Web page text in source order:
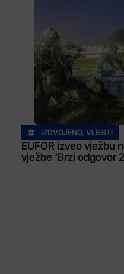
IZDVOJENO, VIJESTI
EUFOR izveo vježbu
vježbe ‘Brzi odgovor